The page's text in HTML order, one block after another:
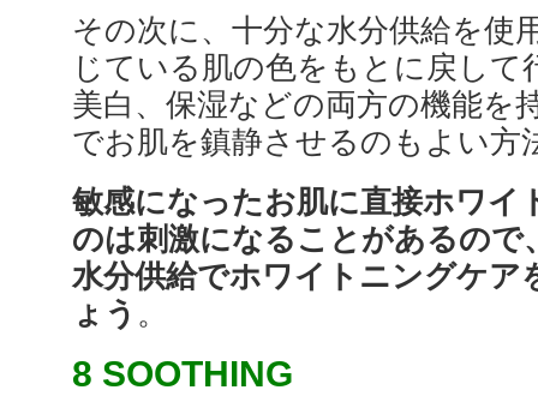
その次に、十分な水分供給を使
じている肌の色をもとに戻して
美白、保湿などの両方の機能を
でお肌を鎮静させるのもよい方
敏感になったお肌に直接ホワイ
のは刺激になることがあるので
水分供給でホワイトニングケア
ょう 。
8 SOOTHING